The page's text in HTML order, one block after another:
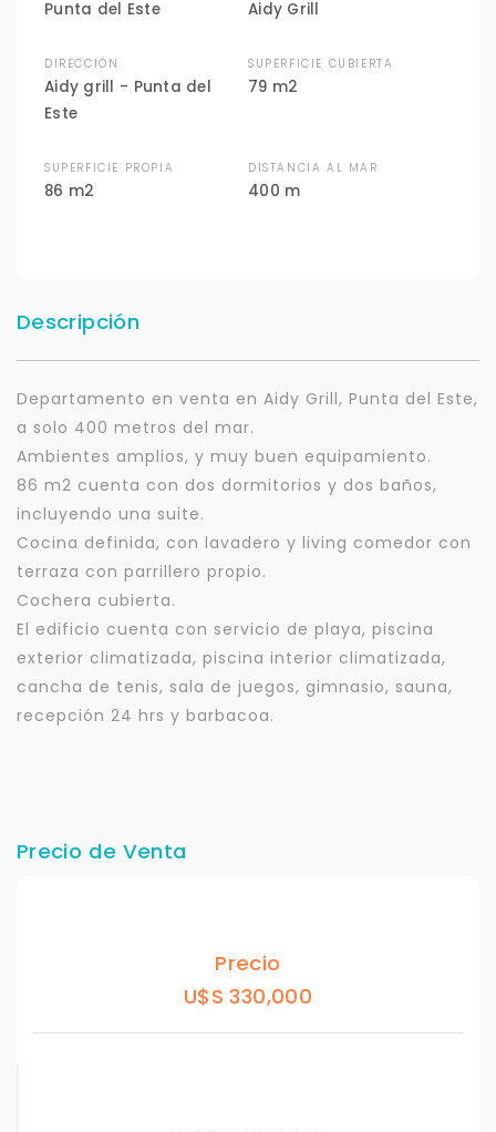
Punta del Este Aidy Grill
DIRECCIÓN
Aidy grill - Punta del
Este
SUPERFICIE CUBIERTA
79 m2
SUPERFICIE PROPIA
86 m2
DISTANCIA AL MAR
400 m
Descripción
Departamento en venta en Aidy Grill, Punta del Este,
a solo 400 metros del mar.
Ambientes amplios, y muy buen equipamiento.
86 m2 cuenta con dos dormitorios y dos baños,
incluyendo una suite.
Cocina definida, con lavadero y living comedor con
terraza con parrillero propio.
Cochera cubierta.
El edificio cuenta con servicio de playa, piscina
exterior climatizada, piscina interior climatizada,
cancha de tenis, sala de juegos, gimnasio, sauna,
recepción 24 hrs y barbacoa.
Precio de Venta
Precio
U$S 330,000